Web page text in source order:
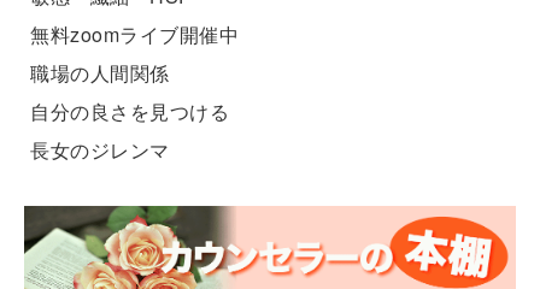
無料zoomライブ開催中
職場の人間関係
自分の良さを見つける
長女のジレンマ